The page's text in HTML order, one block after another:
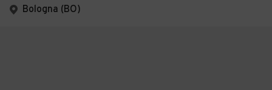
Bologna (BO)